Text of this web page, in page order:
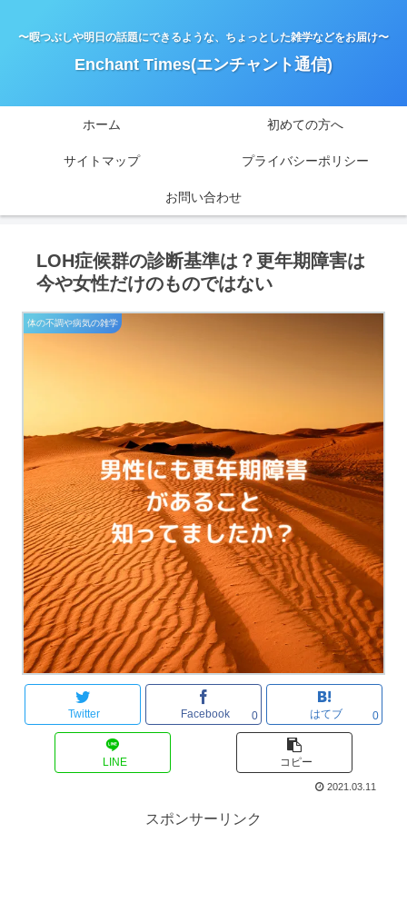
〜暇つぶしや明日の話題にできるような、ちょっとした雑学などをお届け〜
Enchant Times(エンチャント通信)
ホーム 初めての方へ
サイトマップ プライバシーポリシー
お問い合わせ
LOH症候群の診断基準は？更年期障害は
今や女性だけのものではない
体の不調や病気の雑学
Twitter Facebook 0 はてブ 0
LINE コピー
2021.03.11
スポンサーリンク